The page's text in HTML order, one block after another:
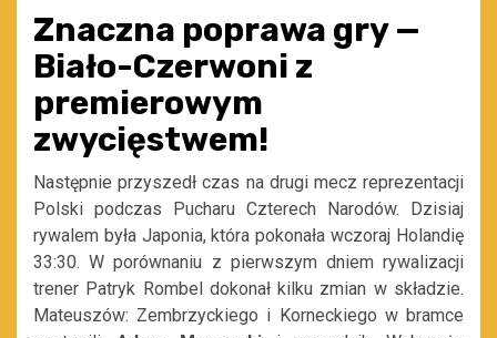
Znaczna poprawa gry —
Biało-Czerwoni z
premierowym
zwycięstwem!
Następnie przyszedł czas na drugi mecz reprezentacji
Polski podczas Pucharu Czterech Narodów. Dzisiaj
rywalem była Japonia, która pokonała wczoraj Holandię
33:30. W porównaniu z pierwszym dniem rywalizacji
trener Patryk Rombel dokonał kilku zmian w składzie.
Mateuszów: Zembrzyckiego i Korneckiego w bramce